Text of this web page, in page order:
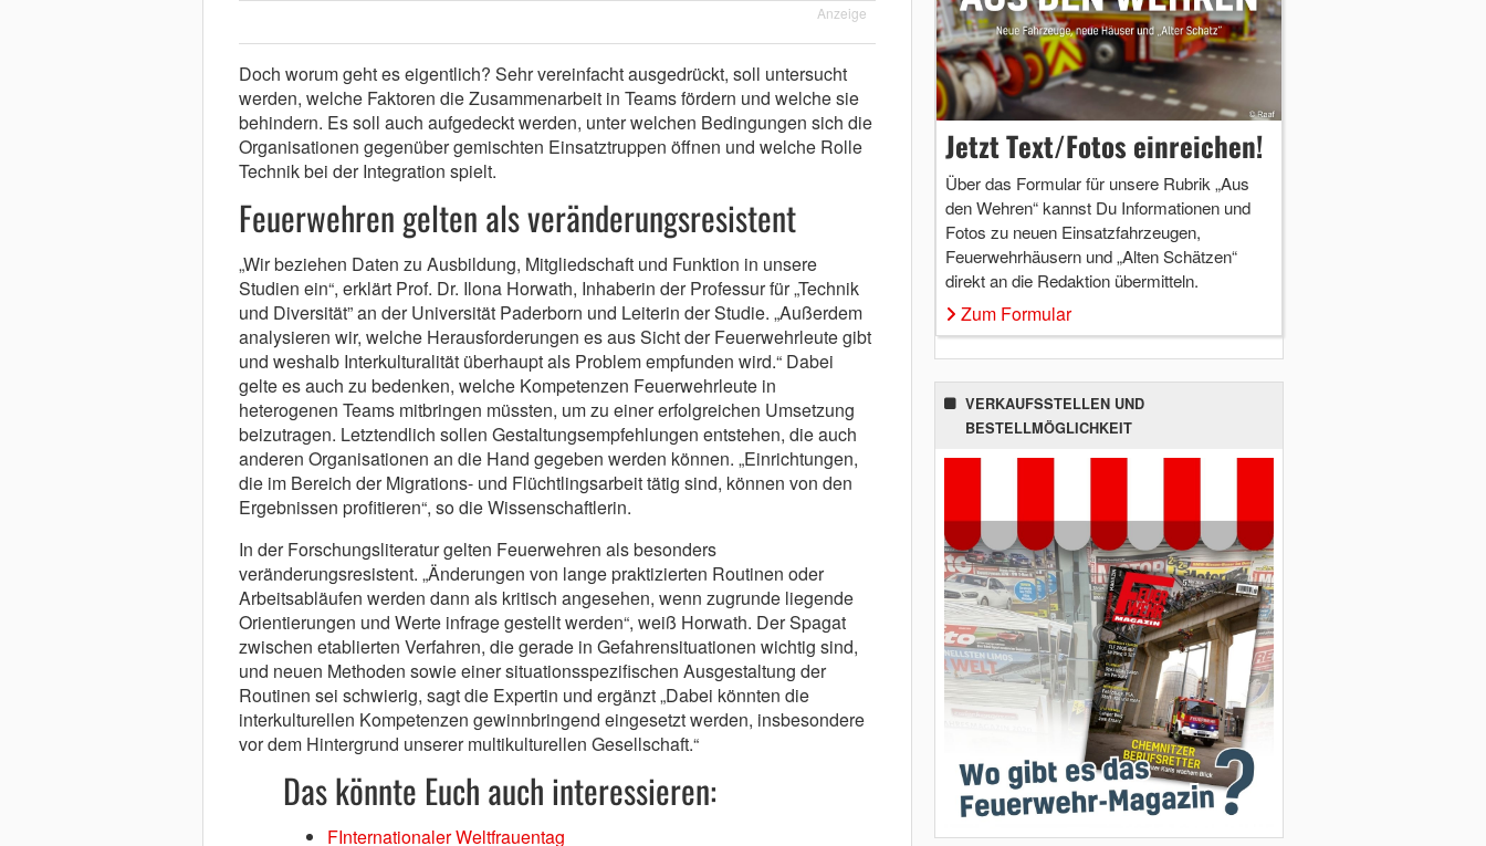
Anzeige
Doch worum geht es eigentlich? Sehr vereinfacht ausgedrückt, soll untersucht
werden, welche Faktoren die Zusammenarbeit in Teams fördern und welche sie
behindern. Es soll auch aufgedeckt werden, unter welchen Bedingungen sich die
Organisationen gegenüber gemischten Einsatztruppen öffnen und welche Rolle
Technik bei der Integration spielt.
Feuerwehren gelten als veränderungsresistent
„Wir beziehen Daten zu Ausbildung, Mitgliedschaft und Funktion in unsere
Studien ein“, erklärt Prof. Dr. Ilona Horwath, Inhaberin der Professur für „Technik
und Diversität” an der Universität Paderborn und Leiterin der Studie. „Außerdem
analysieren wir, welche Herausforderungen es aus Sicht der Feuerwehrleute gibt
und weshalb Interkulturalität überhaupt als Problem empfunden wird.“ Dabei
gelte es auch zu bedenken, welche Kompetenzen Feuerwehrleute in
heterogenen Teams mitbringen müssten, um zu einer erfolgreichen Umsetzung
beizutragen. Letztendlich sollen Gestaltungsempfehlungen entstehen, die auch
anderen Organisationen an die Hand gegeben werden können. „Einrichtungen,
die im Bereich der Migrations- und Flüchtlingsarbeit tätig sind, können von den
Ergebnissen profitieren“, so die Wissenschaftlerin.
In der Forschungsliteratur gelten Feuerwehren als besonders
veränderungsresistent. „Änderungen von lange praktizierten Routinen oder
Arbeitsabläufen werden dann als kritisch angesehen, wenn zugrunde liegende
Orientierungen und Werte infrage gestellt werden“, weiß Horwath. Der Spagat
zwischen etablierten Verfahren, die gerade in Gefahrensituationen wichtig sind,
und neuen Methoden sowie einer situationsspezifischen Ausgestaltung der
Routinen sei schwierig, sagt die Expertin und ergänzt „Dabei könnten die
interkulturellen Kompetenzen gewinnbringend eingesetzt werden, insbesondere
vor dem Hintergrund unserer multikulturellen Gesellschaft.“
Das könnte Euch auch interessieren:
FInternationaler Weltfrauentag
Jetzt Text/Fotos einreichen!
Über das Formular für unsere Rubrik „Aus
den Wehren“ kannst Du Informationen und
Fotos zu neuen Einsatzfahrzeugen,
Feuerwehrhäusern und „Alten Schätzen“
direkt an die Redaktion übermitteln.
Zum Formular
VERKAUFSSTELLEN UND
BESTELLMÖGLICHKEIT